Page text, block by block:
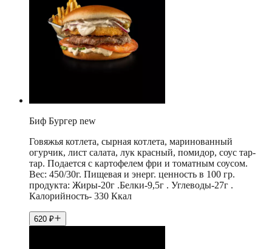
Биф Бургер new
Говяжья котлета, сырная котлета, маринованный
огурчик, лист салата, лук красный, помидор, соус тар-
тар. Подается с картофелем фри и томатным соусом.
Вес: 450/30г. Пищевая и энерг. ценность в 100 гр.
продукта: Жиры-20г .Белки-9,5г . Углеводы-27г .
Калорийность- 330 Ккал
620 ₽